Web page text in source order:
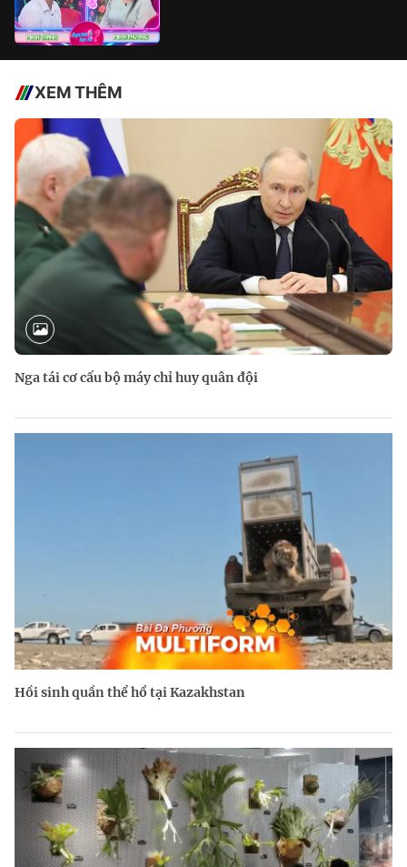
XEM THÊM
Nga tái cơ cấu bộ máy chỉ huy quân đội
Hồi sinh quần thể hổ tại Kazakhstan